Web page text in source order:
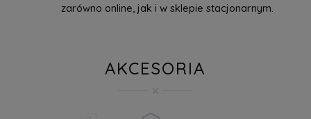
zarówno online, jak i w sklepie stacjonarnym.
AKCESORIA